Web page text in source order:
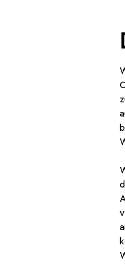
Navigation nach